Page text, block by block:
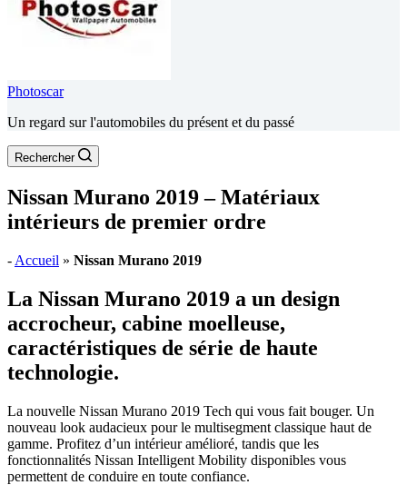
Photoscar
Un regard sur l'automobiles du présent et du passé
Rechercher
Nissan Murano 2019 – Matériaux
intérieurs de premier ordre
- Accueil » Nissan Murano 2019
La Nissan Murano 2019 a un design
accrocheur, cabine moelleuse,
caractéristiques de série de haute
technologie.
La nouvelle Nissan Murano 2019 Tech qui vous fait bouger. Un
nouveau look audacieux pour le multisegment classique haut de
gamme. Profitez d’un intérieur amélioré, tandis que les
fonctionnalités Nissan Intelligent Mobility disponibles vous
permettent de conduire en toute confiance.